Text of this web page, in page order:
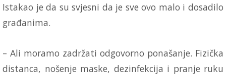
Istakao je da su svjesni da je sve ovo malo i dosadilo
građanima.
– Ali moramo zadržati odgovorno ponašanje. Fizička
distanca, nošenje maske, dezinfekcija i pranje ruku